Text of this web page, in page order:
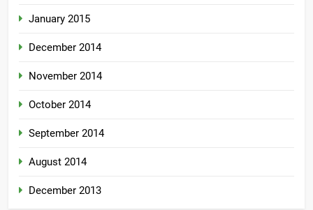
January 2015
December 2014
November 2014
October 2014
September 2014
August 2014
December 2013